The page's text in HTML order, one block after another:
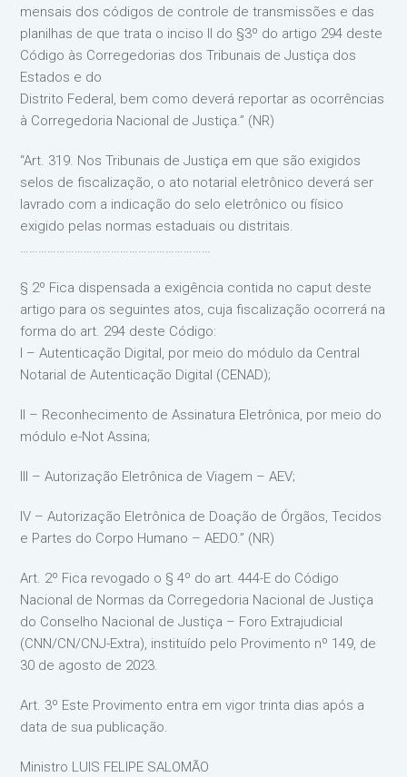
mensais dos códigos de controle de transmissões e das
planilhas de que trata o inciso II do §3º do artigo 294 deste
Código às Corregedorias dos Tribunais de Justiça dos
Estados e do
Distrito Federal, bem como deverá reportar as ocorrências
à Corregedoria Nacional de Justiça.” (NR)
“Art. 319. Nos Tribunais de Justiça em que são exigidos
selos de fiscalização, o ato notarial eletrônico deverá ser
lavrado com a indicação do selo eletrônico ou físico
exigido pelas normas estaduais ou distritais.
………………………………………………………
§ 2º Fica dispensada a exigência contida no caput deste
artigo para os seguintes atos, cuja fiscalização ocorrerá na
forma do art. 294 deste Código:
I – Autenticação Digital, por meio do módulo da Central
Notarial de Autenticação Digital (CENAD);
II – Reconhecimento de Assinatura Eletrônica, por meio do
módulo e-Not Assina;
III – Autorização Eletrônica de Viagem – AEV;
IV – Autorização Eletrônica de Doação de Órgãos, Tecidos
e Partes do Corpo Humano – AEDO.” (NR)
Art. 2º Fica revogado o § 4º do art. 444-E do Código
Nacional de Normas da Corregedoria Nacional de Justiça
do Conselho Nacional de Justiça – Foro Extrajudicial
(CNN/CN/CNJ-Extra), instituído pelo Provimento nº 149, de
30 de agosto de 2023.
Art. 3º Este Provimento entra em vigor trinta dias após a
data de sua publicação.
Ministro LUIS FELIPE SALOMÃO